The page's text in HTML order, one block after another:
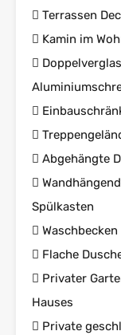
 Terrassen
 Kamin im



 Abgehängte

Spülkasten

 Flache
 Privater
Hauses
 Private